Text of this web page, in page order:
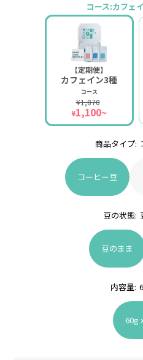
コース:カフェ
【定期便】
カフェイン3種
コース
¥1,870
¥1,100~
商品タイプ:
コーヒー豆
豆の状態:
豆のまま
内容量:
60g